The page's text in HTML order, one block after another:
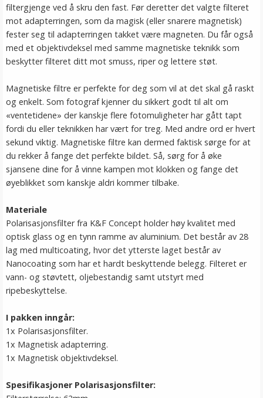
filtergjenge ved å skru den fast. Før deretter det valgte filteret
mot adapterringen, som da magisk (eller snarere magnetisk)
fester seg til adapterringen takket være magneten. Du får også
med et objektivdeksel med samme magnetiske teknikk som
beskytter filteret ditt mot smuss, riper og lettere støt.
Magnetiske filtre er perfekte for deg som vil at det skal gå raskt
og enkelt. Som fotograf kjenner du sikkert godt til alt om
«ventetidene» der kanskje flere fotomuligheter har gått tapt
fordi du eller teknikken har vært for treg. Med andre ord er hvert
sekund viktig. Magnetiske filtre kan dermed faktisk sørge for at
du rekker å fange det perfekte bildet. Så, sørg for å øke
sjansene dine for å vinne kampen mot klokken og fange det
øyeblikket som kanskje aldri kommer tilbake.
Materiale
Polarisasjonsfilter fra K&F Concept holder høy kvalitet med
optisk glass og en tynn ramme av aluminium. Det består av 28
lag med multicoating, hvor det ytterste laget består av
Nanocoating som har et hardt beskyttende belegg. Filteret er
vann- og støvtett, oljebestandig samt utstyrt med
ripebeskyttelse.
I pakken inngår:
1x Polarisasjonsfilter.
1x Magnetisk adapterring.
1x Magnetisk objektivdeksel.
Spesifikasjoner Polarisasjonsfilter: